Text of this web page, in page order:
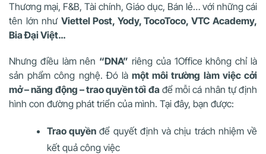
Thương mại, F&B, Tài chính, Giáo dục, Bán lẻ… với những cái
tên lớn như Viettel Post, Yody, TocoToco, VTC Academy,
Bia Đại Việt…
Nhưng điều làm nên “DNA” riêng của 1Office không chỉ là
sản phẩm công nghệ. Đó làmột môi trường làm việc cởi
mở – năng động – trao quyền tối đa để mỗi cá nhân tự định
hình con đường phát triển của mình. Tại đây, bạn được:
Trao quyền để quyết định và chịu trách nhiệm về
kết quả công việc